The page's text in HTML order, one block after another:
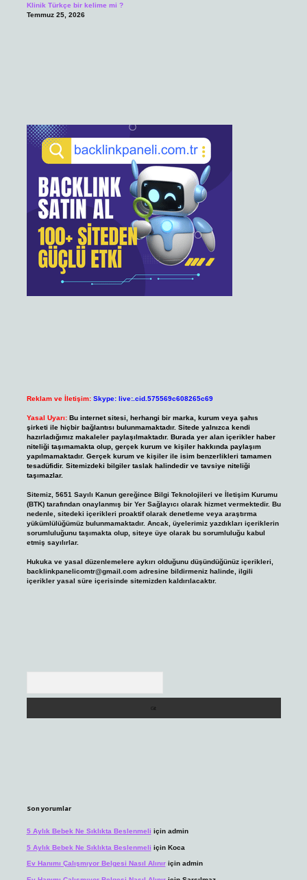
Klinik Türkçe bir kelime mi ?
Temmuz 25, 2026
Reklam ve İletişim: Skype: live:.cid.575569c608265c69
Yasal Uyarı: Bu internet sitesi, herhangi bir marka, kurum veya şahıs
şirketi ile hiçbir bağlantısı bulunmamaktadır. Sitede yalnızca kendi
hazırladığımız makaleler paylaşılmaktadır. Burada yer alan içerikler haber
niteliği taşımamakta olup, gerçek kurum ve kişiler hakkında paylaşım
yapılmamaktadır. Gerçek kurum ve kişiler ile isim benzerlikleri tamamen
tesadüfidir. Sitemizdeki bilgiler taslak halindedir ve tavsiye niteliği
taşımazlar.
Sitemiz, 5651 Sayılı Kanun gereğince Bilgi Teknolojileri ve İletişim Kurumu
(BTK) tarafından onaylanmış bir Yer Sağlayıcı olarak hizmet vermektedir. Bu
nedenle, sitedeki içerikleri proaktif olarak denetleme veya araştırma
yükümlülüğümüz bulunmamaktadır. Ancak, üyelerimiz yazdıkları içeriklerin
sorumluluğunu taşımakta olup, siteye üye olarak bu sorumluluğu kabul
etmiş sayılırlar.
Hukuka ve yasal düzenlemelere aykırı olduğunu düşündüğünüz içerikleri,
backlinkpanelicomtr@gmail.comadresine bildirmeniz halinde, ilgili
içerikler yasal süre içerisinde sitemizden kaldırılacaktır.
Son yorumlar
5 Aylık Bebek Ne Sıklıkta Beslenmeli için admin
5 Aylık Bebek Ne Sıklıkta Beslenmeli için Koca
Ev Hanımı Çalışmıyor Belgesi Nasıl Alınıriçin admin